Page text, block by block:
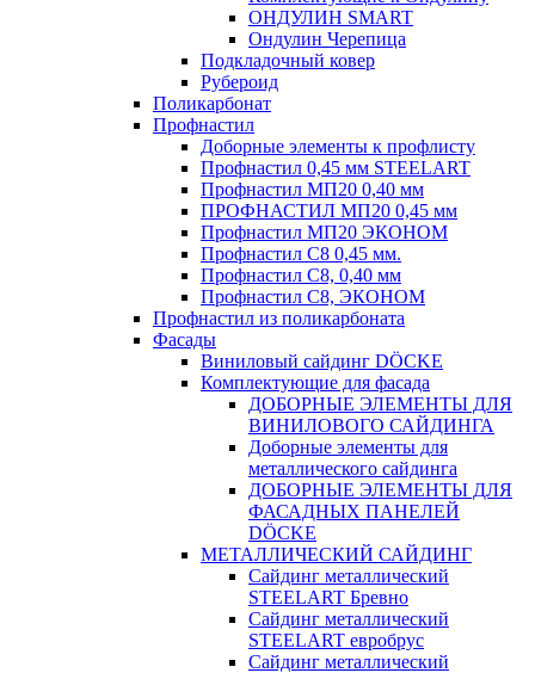
ОНДУЛИН SMART
Ондулин Черепица
Подкладочный ковер
Рубероид
Поликарбонат
Профнастил
Доборные элементы к профлисту
Профнастил 0,45 мм STEELART
Профнастил МП20 0,40 мм
ПРОФНАСТИЛ МП20 0,45 мм
Профнастил МП20 ЭКОНОМ
Профнастил С8 0,45 мм.
Профнастил С8, 0,40 мм
Профнастил С8, ЭКОНОМ
Профнастил из поликарбоната
Фасады
Виниловый сайдинг DÖCKE
Комплектующие для фасада
ДОБОРНЫЕ ЭЛЕМЕНТЫ ДЛЯ
ВИНИЛОВОГО САЙДИНГА
Доборные элементы для
металлического сайдинга
ДОБОРНЫЕ ЭЛЕМЕНТЫ ДЛЯ
ФАСАДНЫХ ПАНЕЛЕЙ
DÖCKE
МЕТАЛЛИЧЕСКИЙ САЙДИНГ
Сайдинг металлический
STEELART Бревно
Сайдинг металлический
STEELART евробрус
Сайдинг металлический